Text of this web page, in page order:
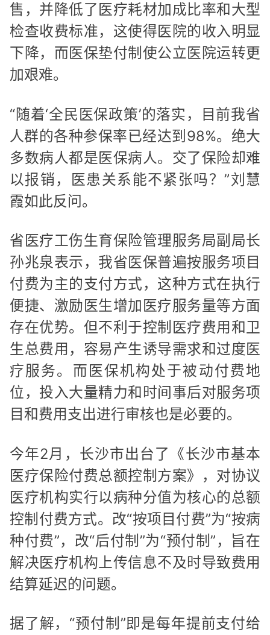
售，并降低了医疗耗材加成比率和大型
检查收费标准，这使得医院的收入明显
下降，而医保垫付制使公立医院运转更
加艰难。
“随着‘全民医保政策’的落实，目前我省
人群的各种参保率已经达到98%。绝大
多数病人都是医保病人。交了保险却难
以报销，医患关系能不紧张吗？”刘慧
霞如此反问。
省医疗工伤生育保险管理服务局副局长
孙兆泉表示，我省医保普遍按服务项目
付费为主的支付方式，这种方式在执行
便捷、激励医生增加医疗服务量等方面
存在优势。但不利于控制医疗费用和卫
生总费用，容易产生诱导需求和过度医
疗服务。而医保机构处于被动付费地
位，投入大量精力和时间事后对服务项
目和费用支出进行审核也是必要的。
今年2月，长沙市出台了《长沙市基本
医疗保险付费总额控制方案》，对协议
医疗机构实行以病种分值为核心的总额
控制付费方式。改“按项目付费”为“按病
种付费”，改“后付制”为“预付制”，旨在
解决医疗机构上传信息不及时导致费用
结算延迟的问题。
据了解，“预付制”即是每年提前支付给